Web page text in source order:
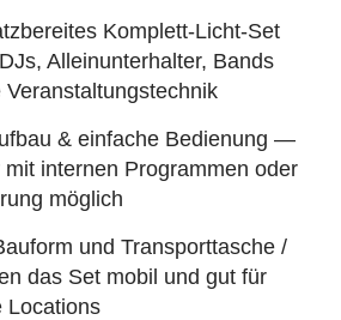
Komplett‑Licht‑Set
Alleinunterhalter, Bands
Veranstaltungstechnik
& einfache Bedienung —
mit internen Programmen oder
möglich
und Transporttasche /
das Set mobil und gut für
Locations